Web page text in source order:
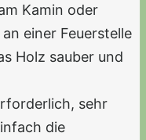
Kamin oder
einer Feuerstelle
Holz sauber und
sehr
die